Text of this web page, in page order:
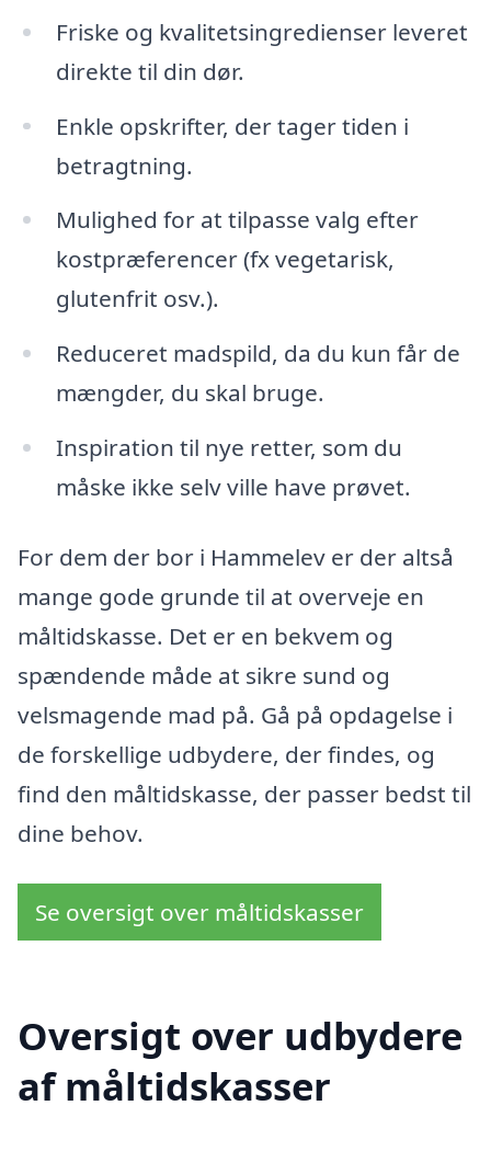
Friske og kvalitetsingredienser leveret
direkte til din dør.
Enkle opskrifter, der tager tiden i
betragtning.
Mulighed for at tilpasse valg efter
kostpræferencer (fx vegetarisk,
glutenfrit osv.).
Reduceret madspild, da du kun får de
mængder, du skal bruge.
Inspiration til nye retter, som du
måske ikke selv ville have prøvet.
For dem der bor i Hammelev er der altså
mange gode grunde til at overveje en
måltidskasse. Det er en bekvem og
spændende måde at sikre sund og
velsmagende mad på. Gå på opdagelse i
de forskellige udbydere, der findes, og
find den måltidskasse, der passer bedst til
dine behov.
Se oversigt over måltidskasser
Oversigt over udbydere
af måltidskasser